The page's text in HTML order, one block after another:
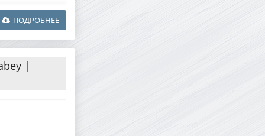
ПОДРОБНЕЕ
|